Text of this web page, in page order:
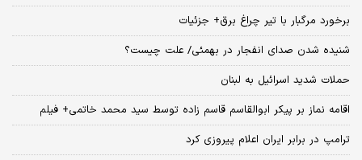
برخورد مرگبار با تیر چراغ برق+ جزئیات
شنیده شدن صدای انفجار در بهمئی/ علت چیست؟
حملات شدید اسرائیل به لبنان
اقامه نماز بر پیکر ابوالقاسم قاسم زاده توسط سید محمد خاتمی+ فیلم
ترامپ در برابر ایران اعلام پیروزی کرد